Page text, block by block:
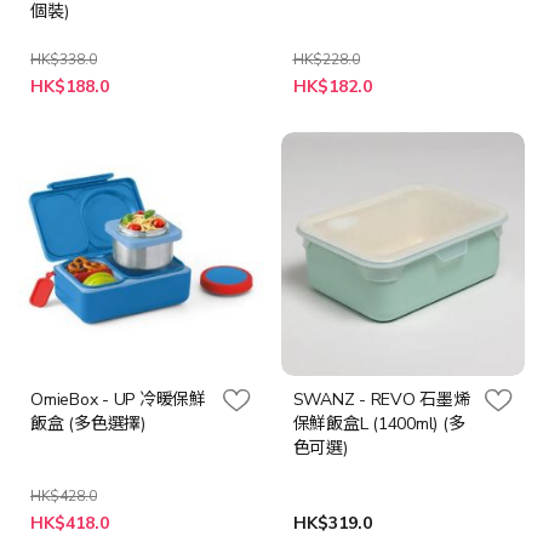
個裝)
HK$338.0
特
殊
HK$188.0
HK$228.0
HK$182.0
OmieBox - UP 冷暖保鮮
飯盒 (多色選擇)
HK$428.0
HK$418.0
SWANZ - REVO 石墨烯
保鮮飯盒L (1400ml) (多
色可選)
HK$319.0